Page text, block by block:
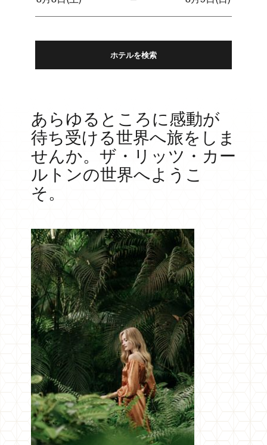
ホテルを検索
あらゆるところに感動が
待ち受ける世界へ旅をしま
せんか。ザ・リッツ・カー
ルトンの世界へようこ
そ。